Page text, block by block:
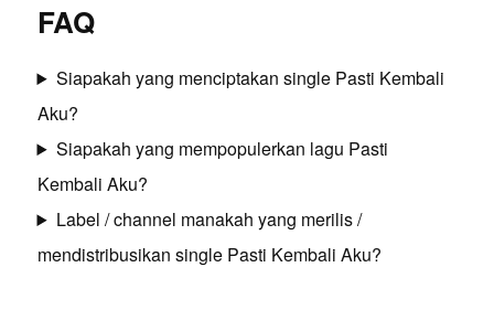
FAQ
Siapakah yang menciptakan single Pasti Kembali
Aku?
Siapakah yang mempopulerkan lagu Pasti
Kembali Aku?
Label / channel manakah yang merilis /
mendistribusikan single Pasti Kembali Aku?